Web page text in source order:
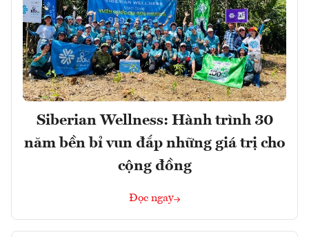
Siberian Wellness: Hành trình 30
năm bền bỉ vun đắp những giá trị cho
cộng đồng
Đọc ngay